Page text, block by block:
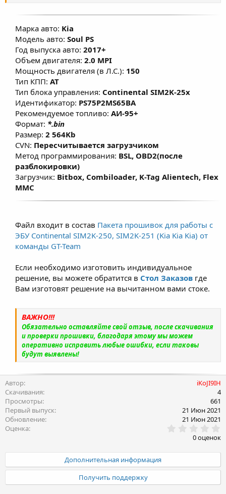
факторы, влияющие на расчет моментной
модели, переработаны алгоритмы
включения кондиционера в мощностном
режиме, что позволяет улучшить
эластичность и динамику без
существенного
изменения расхода топлива. Данные
решения предназначены для повседневной
езды при этом не влияет на ресурс
двигателя, а в большинстве случаев при
использовании рекомендованного топлива
(согласно ТТХ двигателей) -
модернизированная и правильно
настроенная программа позволяет
крутящему моменту составляет примерно
7–12% и зависит от состояния двигателя,
условий эксплуатации и типа
Марка авто: Kia
Модель авто: Soul PS
Год выпуска авто: 2017+
Объем двигателя: 2.0 MPI
Мощность двигателя (в Л.С.): 150
Тип КПП: AT
Тип блока управления: Continental SIM2K-25x
Идентификатор: PS75P2MS65BA
Рекомендуемое топливо: АИ-95+
Формат: *.bin
Размер: 2 564Kb
CVN: Пересчитывается загрузчиком
Метод программирования: BSL, OBD2(после
разблокировки)
Загрузчик: Bitbox, Combiloader, K-Tag Alientech, Flex
MMC
Файл входит в состав Пакета прошивок для работы с
ЭБУ Continental SIM2K-250, SIM2K-251 (Kia Kia Kia) от
команды GT-Team
Если необходимо изготовить индивидуальное
решение, вы можете обратится в Стол Заказов где
Вам изготовят решение на вычитанном вами стоке.
ВАЖНО!!!
Обязательно оставляйте свой отзыв, после скачивания
и проверки прошивки, благодаря этому мы можем
оперативно исправить любые ошибки, если таковы
будут выявлены!
Автор
iKoJI9IH
Скачивания
4
Просмотры
661
Первый выпуск
21 Июн 2021
Обновление
21 Июн 2021
Оценка
.
0
0
в
ё
0 оценок
Дополнительная информация
Получить поддержку